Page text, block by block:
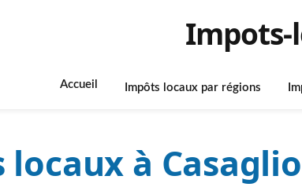
Impots-
Accueil Impôts locaux par régions
à